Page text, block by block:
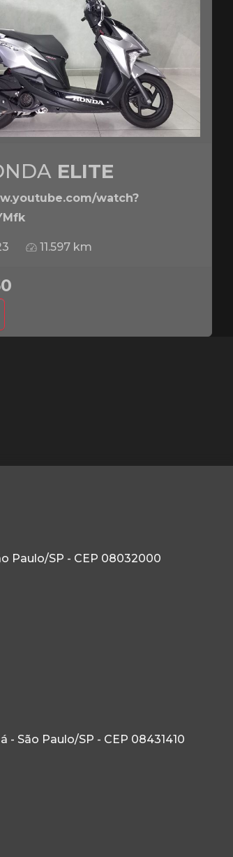
ELITE
watch?
11.597 km
Paulo/SP - CEP 08032000
- São Paulo/SP - CEP 08431410